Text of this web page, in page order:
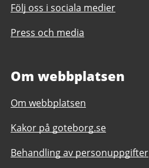
Följ oss i sociala medier
Press och media
Om webbplatsen
Om webbplatsen
Kakor på goteborg.se
Behandling av personuppgifter